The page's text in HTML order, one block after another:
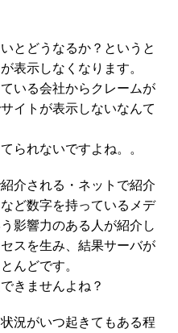
とどうなるか？というと
表示しなくなります。
いる会社からクレームが
イトが表示しないなんて
られないですよね。。
介される・ネットで紹介
ど数字を持っているメデ
影響力のある人が紹介し
スを生み、結果サーバが
んどです。
きませんよね？
況がいつ起きてもある程